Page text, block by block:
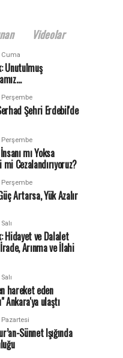
Videolar
Cuma
Unutulmuş
Perşembe
Şehri Erdebil'de
Perşembe
mı Yoksa
Cezalandırıyoruz?
Perşembe
Artarsa, Yük Azalır
Hidayet ve Dalalet
Arınma ve İlahi
hareket eden
Ankara'ya ulaştı
Sünnet Işığında